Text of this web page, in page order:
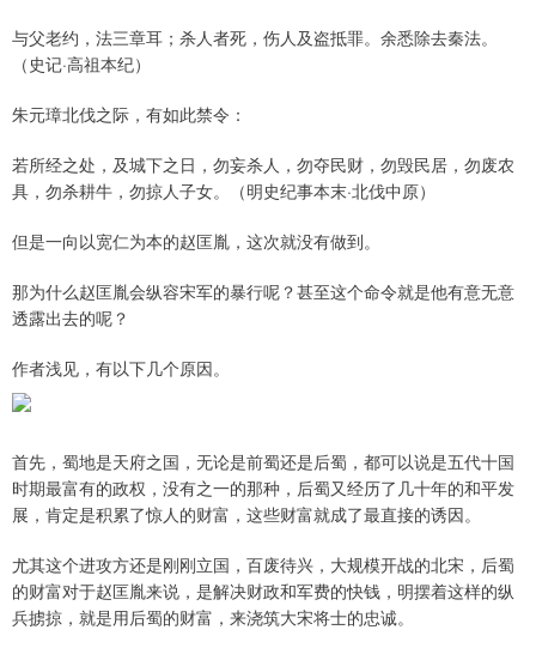
与父老约，法三章耳；杀人者死，伤人及盗抵罪。余悉除去秦法。
（史记·高祖本纪）
朱元璋北伐之际，有如此禁令：
若所经之处，及城下之日，勿妄杀人，勿夺民财，勿毁民居，勿废农
具，勿杀耕牛，勿掠人子女。（明史纪事本末·北伐中原）
但是一向以宽仁为本的赵匡胤，这次就没有做到。
那为什么赵匡胤会纵容宋军的暴行呢？甚至这个命令就是他有意无意
透露出去的呢？
作者浅见，有以下几个原因。
首先，蜀地是天府之国，无论是前蜀还是后蜀，都可以说是五代十国
时期最富有的政权，没有之一的那种，后蜀又经历了几十年的和平发
展，肯定是积累了惊人的财富，这些财富就成了最直接的诱因。
尤其这个进攻方还是刚刚立国，百废待兴，大规模开战的北宋，后蜀
的财富对于赵匡胤来说，是解决财政和军费的快钱，明摆着这样的纵
兵掳掠，就是用后蜀的财富，来浇筑大宋将士的忠诚。